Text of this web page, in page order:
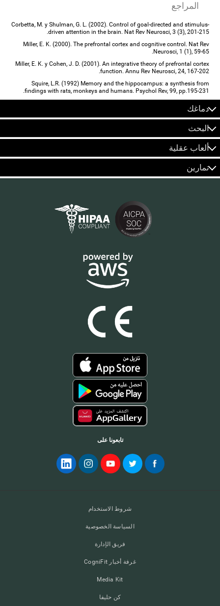
المراجع
Corbetta, M. y Shulman, G. L. (2002). Control of goal-directed and stimulus-
driven attention in the brain. Nat Rev Neurosci, 3 (3), 201-215.
Miller, E. K. (2000). The prefrontal cortex and cognitive control. Nat Rev
Neurosci, 1 (1), 59-65.
Miller, E. K. y Cohen, J. D. (2001). An integrative theory of prefrontal cortex
function. Annu Rev Neurosci, 24, 167-202.
Squire, L.R. (1992) Memory and the hippocampus: a synthesis from
findings with rats, monkeys and humans. Psychol Rev, 99, pp.195-231.
دماغك
البحث
ألعاب عقلية
تمارين
تابعونا على
شروط الاستخدام
السياسة الخصوصية
فريق الإدارة
غرفة أخبار CogniFit
Media Kit
كن حليفا